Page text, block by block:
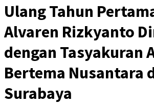
Ulang Tahun
Alvaren Rizkyanto
dengan Tasyakuran
Bertema Nusantara
Surabaya